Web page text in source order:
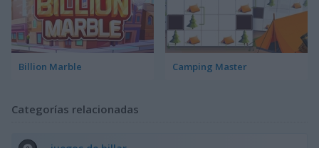
Billion Marble Camping Master
Categorías relacionadas